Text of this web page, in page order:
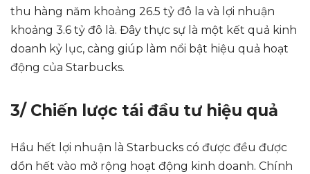
thu hàng năm khoảng 26.5 tỷ đô la và lợi nhuận
khoảng 3.6 tỷ đô là. Đây thực sự là một kết quả kinh
doanh kỷ lục, càng giúp làm nổi bật hiệu quả hoạt
động của Starbucks.
3/ Chiến lược tái đầu tư hiệu quả
Hầu hết lợi nhuận là Starbucks có được đều được
dồn hết vào mở rộng hoạt động kinh doanh. Chính